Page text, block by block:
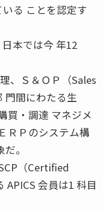
る ことを認定す
本では今 年12
、Ｓ＆ＯＰ（Sales
間にわたる生
買・調達 マネジメ
ＲＰのシステム構
。
（Certified
会員は1 科目